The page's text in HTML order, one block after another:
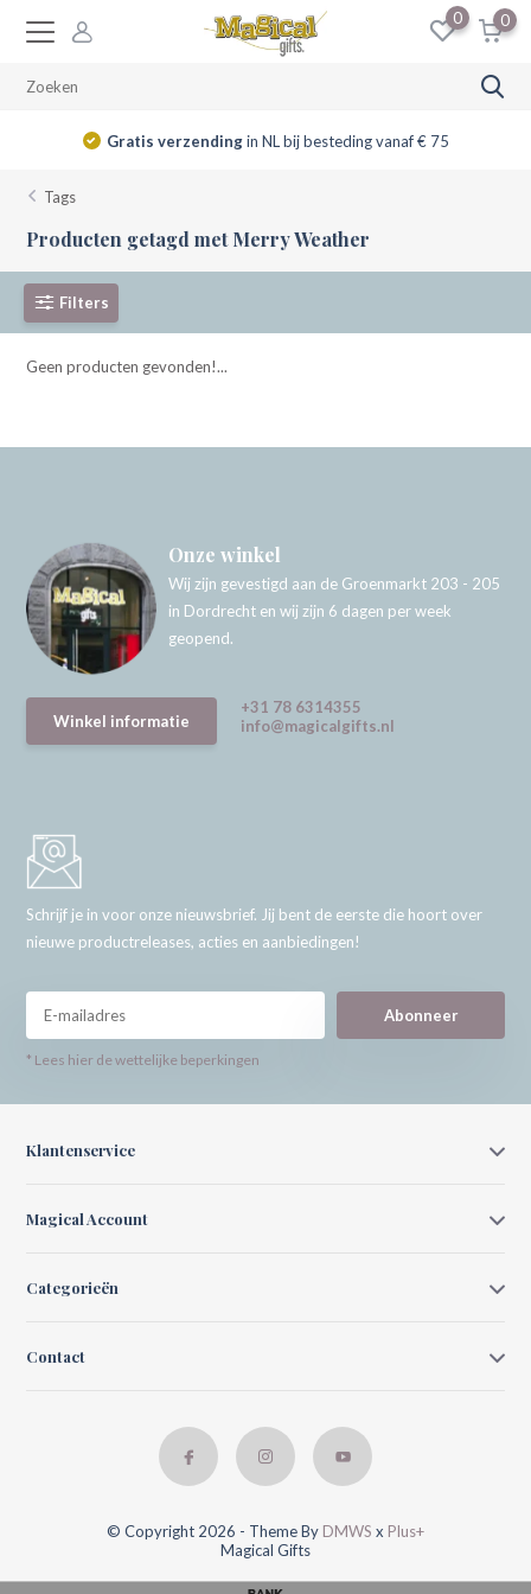
0 0
Gratis verzendingin NL bij besteding vanaf € 75
Tags
Producten getagd met Merry Weather
Filters
Geen producten gevonden!...
Onze winkel
Wij zijn gevestigd aan de Groenmarkt 203 - 205
in Dordrecht en wij zijn 6 dagen per week
geopend.
Winkel informatie
+31 78 6314355
info@magicalgifts.nl
Schrijf je in voor onze nieuwsbrief. Jij bent de eerste die hoort over
nieuwe productreleases, acties en aanbiedingen!
Abonneer
* Lees hier de wettelijke beperkingen
Klantenservice
Magical Account
Categorieën
Contact
© Copyright 2026 - Theme By DMWS x Plus+
Magical Gifts